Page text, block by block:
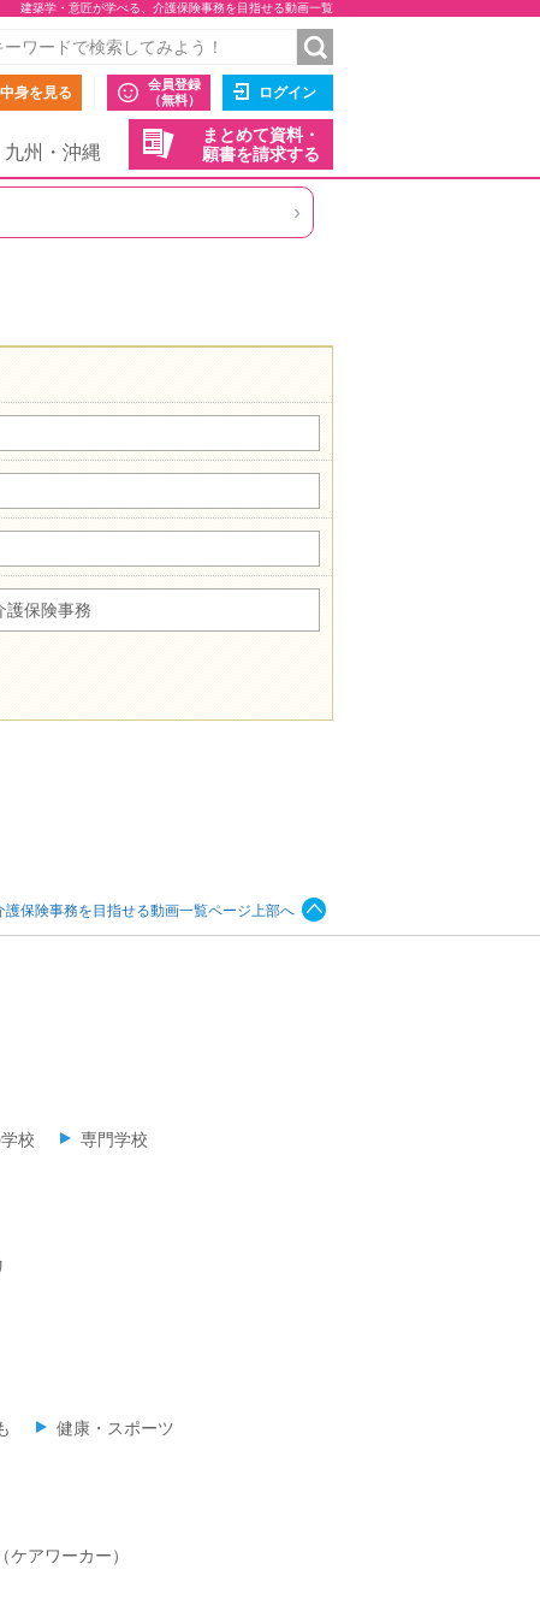
建築学・意匠が学べる、介護保険事務を目指せる動画一覧
身を見る
会員登録
（無料）
ログイン
まとめて資料・
願書を請求する
九州・沖縄
›
護保険事務
保険事務を目指せる動画一覧ページ上部へ
校
専門学校
健康・スポーツ
ケアワーカー）